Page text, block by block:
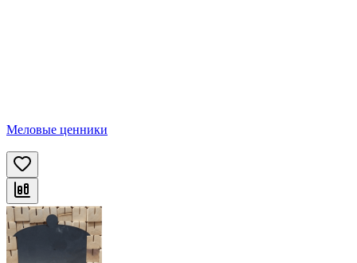
Меловые ценники